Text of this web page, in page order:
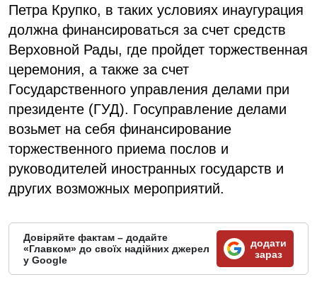
Петра Крупко, в таких условиях инаугурация
должна финансироваться за счет средств
Верховной Рады, где пройдет торжественная
церемония, а также за счет
Государственного управления делами при
президенте (ГУД). Госуправление делами
возьмет на себя финансирование
торжественного приема послов и
руководителей иностранных государств и
других возможных мероприятий.
Довіряйте фактам – додайте
«Главком» до своїх надійних джерел
у Google
додати
зараз